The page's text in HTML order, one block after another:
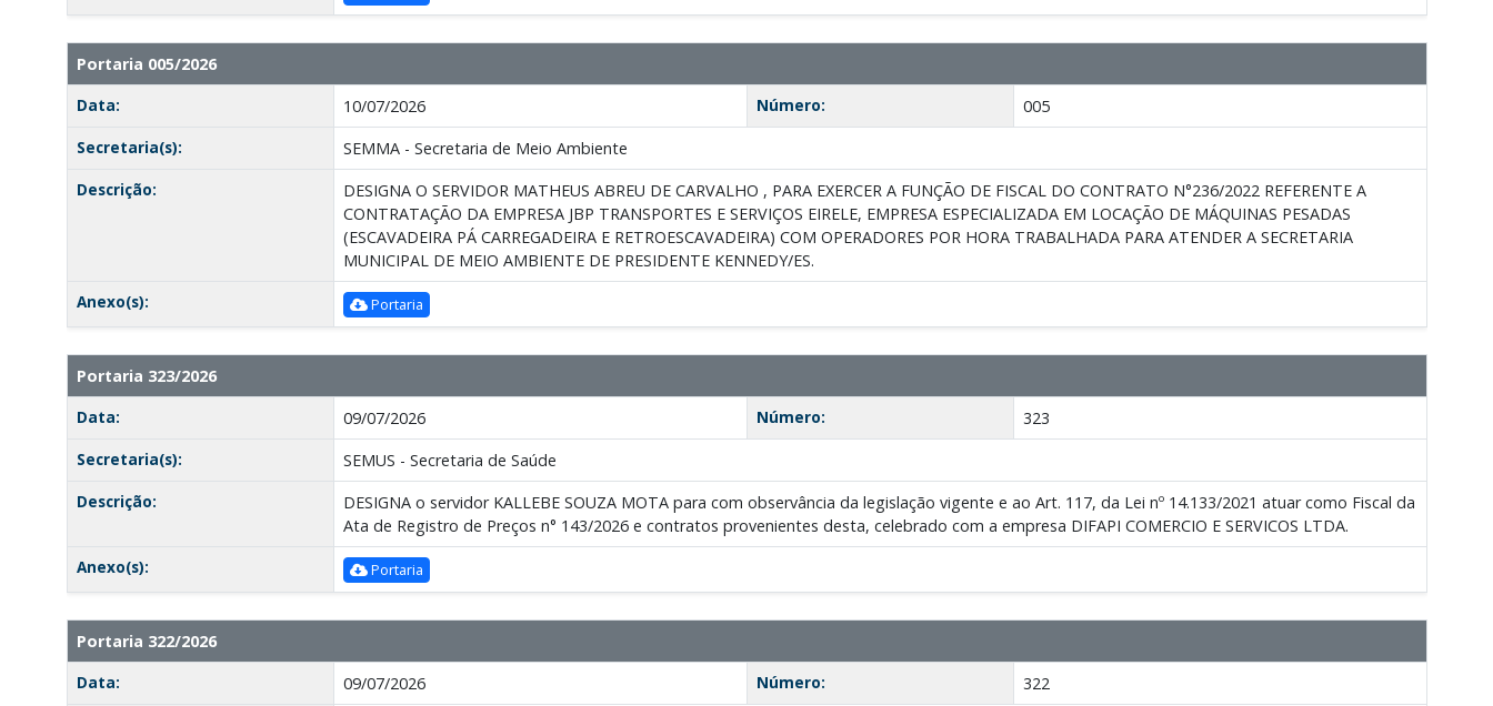
Portaria 005/2026
Data:
10/07/2026 Número:
005
Secretaria(s):
SEMMA - Secretaria de Meio Ambiente
Descrição:
DESIGNA O SERVIDOR MATHEUS ABREU DE CARVALHO , PARA EXERCER A FUNÇÃO DE FISCAL DO CONTRATO N°236/2022 REFERENTE A
CONTRATAÇÃO DA EMPRESA JBP TRANSPORTES E SERVIÇOS EIRELE, EMPRESA ESPECIALIZADA EM LOCAÇÃO DE MÁQUINAS PESADAS
(ESCAVADEIRA PÁ CARREGADEIRA E RETROESCAVADEIRA) COM OPERADORES POR HORA TRABALHADA PARA ATENDER A SECRETARIA
MUNICIPAL DE MEIO AMBIENTE DE PRESIDENTE KENNEDY/ES.
Anexo(s):
Portaria
Portaria 323/2026
Data:
09/07/2026 Número:
323
Secretaria(s):
SEMUS - Secretaria de Saúde
Descrição:
DESIGNA o servidor KALLEBE SOUZA MOTA para com observância da legislação vigente e ao Art. 117, da Lei nº 14.133/2021 atuar como Fiscal da
Ata de Registro de Preços n° 143/2026 e contratos provenientes desta, celebrado com a empresa DIFAPI COMERCIO E SERVICOS LTDA.
Anexo(s):
Portaria
Portaria 322/2026
Data:
09/07/2026 Número: 322